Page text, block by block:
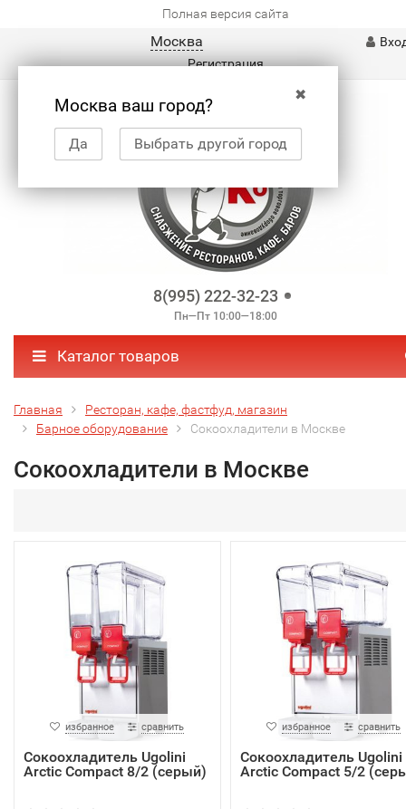
Полная версия сайта
Москва
✖
Москва ваш город?
Да Выбрать другой город
Регистрация
8(995) 222-32-23
Пн—Пт 10:00—18:00
Каталог товаров
Главная
Ресторан, кафе, фастфуд, магазин
Барное оборудование
Сокоохладители в Москве
Сокоохладители в Москве
избранное сравнить
Сокоохладитель Ugolini
Arctic Compact 8/2 (серый)
избранное сравнить
Сокоохладитель Ugolini
Arctic Compact 5/2